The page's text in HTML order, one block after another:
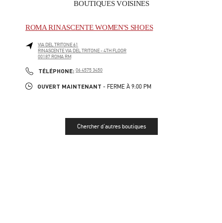
BOUTIQUES VOISINES
ROMA RINASCENTE WOMEN'S SHOES
VIA DEL TRITONE 61
RINASCENTE VIA DEL TRITONE - 4TH FLOOR
00187 ROMA RM
TÉLÉPHONE: PHONE
06 4575 3450
OUVERT MAINTENANT - FERME À 9:00 PM
Chercher d'autres boutiques